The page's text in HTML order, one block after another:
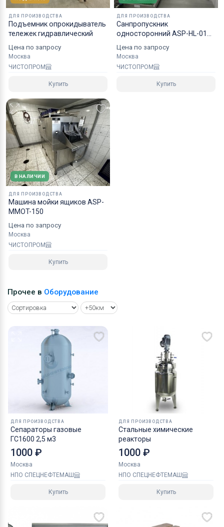
ДЛЯ ПРОИЗВОДСТВА
Подъемник опрокидыватель
тележек гидравлический
Цена по запросу
Москва
ЧИСТОПРОМ
Купить
ДЛЯ ПРОИЗВОДСТВА
Санпропускник
односторонний ASP-HL-01
Цена по запросу
Москва
ЧИСТОПРОМ
Купить
В НАЛИЧИИ
ДЛЯ ПРОИЗВОДСТВА
Машина мойки ящиков ASP-
MMOT-150
Цена по запросу
Москва
ЧИСТОПРОМ
Купить
Прочее в Оборудование
ДЛЯ ПРОИЗВОДСТВА
Сепараторы газовые
ГС1600 2,5 м3
1000 ₽
Москва
НПО СПЕЦНЕФТЕМАШ
Купить
ДЛЯ ПРОИЗВОДСТВА
Стальные химические
реакторы
1000 ₽
Москва
НПО СПЕЦНЕФТЕМАШ
Купить